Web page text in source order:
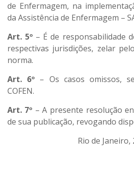
de Enfermagem, na
da Assistência de Enfermagem –
Art. 5º – É de responsabilidade
respectivas jurisdições, zelar
norma.
Art. 6º – Os casos omissos,
COFEN.
Art. 7º – A presente resolução
de sua publicação, revogando
Rio de Janeiro,